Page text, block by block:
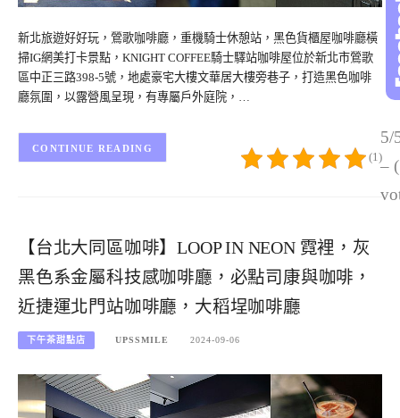
新北旅遊好好玩，鶯歌咖啡廳，重機騎士休憩站，黑色貨櫃屋咖啡廳橫
掃IG網美打卡景點，KNIGHT COFFEE騎士驛站咖啡屋位於新北市鶯歌
區中正三路398-5號，地處豪宅大樓文華居大樓旁巷子，打造黑色咖啡
廳氛圍，以露營風呈現，有專屬戶外庭院，…
5/
–
(1)
CONTINUE READING
【台北大同區咖啡】LOOP IN NEON 霓裡，灰
黑色系金屬科技感咖啡廳，必點司康與咖啡，
近捷運北門站咖啡廳，大稻埕咖啡廳
下午茶甜點店 UPSSMILE 2024-09-06